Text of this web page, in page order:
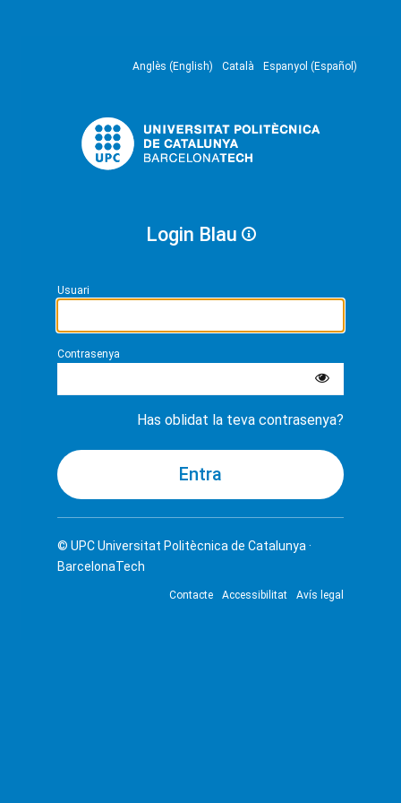
Anglès (English) Català Espanyol (Español)
Login Blau
Usuari
Contrasenya
Has oblidat la teva contrasenya?
© UPCUniversitat Politècnica de Catalunya ·
BarcelonaTech
Contacte Accessibilitat Avís legal